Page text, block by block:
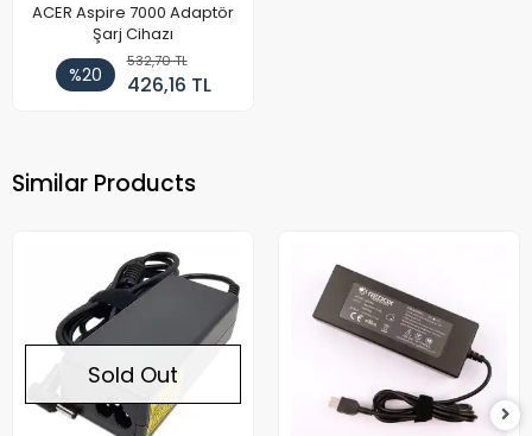
ACER Aspire 7000 Adaptör
Şarj Cihazı
%20
532,70 TL
426,16 TL
Similar Products
Sold Out